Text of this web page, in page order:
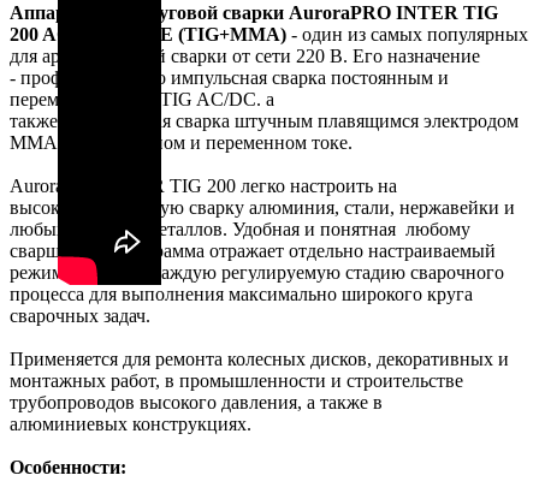
Аппарат аргонодуговой сварки AuroraPRO INTER TIG
200 AC/DC PULSE (TIG+MMA) - один из самых популярных
для аргонодуговой сварки от сети 220 В. Его назначение
- профессионально импульсная сварка постоянным и
переменны током TIG AC/DC. а
также полноценная сварка штучным плавящимся электродом
MMA на постоянном и переменном токе.
AuroraPRO INTER TIG 200 легко настроить на
высококачественную сварку алюминия, стали, нержавейки и
любых цветных металлов. Удобная и понятная любому
сварщику циклограмма отражает отдельно настраиваемый
режим ПУЛЬС и каждую регулируемую стадию сварочного
процесса для выполнения максимально широкого круга
сварочных задач.
Применяется для ремонта колесных дисков, декоративных и
монтажных работ, в промышленности и строительстве
трубопроводов высокого давления, а также в
алюминиевых конструкциях.
Особенности: